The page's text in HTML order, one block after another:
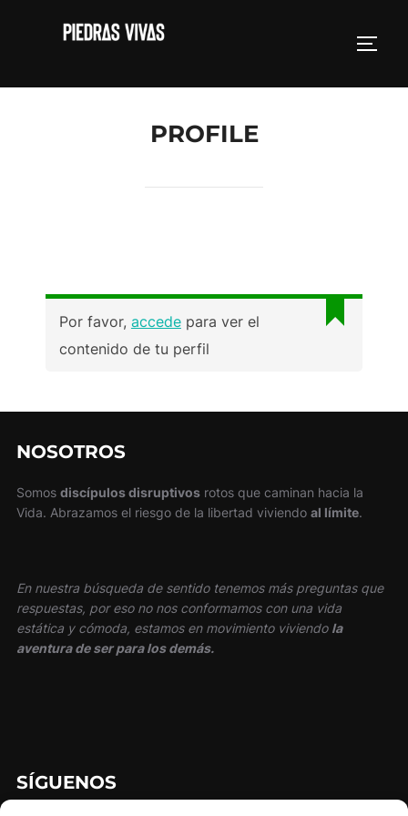
PROFILE
Por favor, accedepara ver el
contenido de tu perfil
NOSOTROS
Somos discípulos disruptivosrotos que caminan hacia la
Vida. Abrazamos el riesgo de la libertad viviendo al límite.
En nuestra búsqueda de sentido tenemos más preguntas que
respuestas, por eso no nos conformamos con una vida
estática y cómoda, estamos en movimiento viviendo la
aventura de ser para los demás.
SÍGUENOS